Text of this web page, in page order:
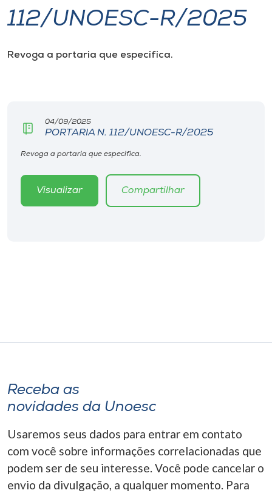
I.nova
Diplomados
CPA
Editora
Selecione
o idioma
A+
112/UNOESC-R/2025
Revoga a portaria que especifica.
04/09/2025
PORTARIA N. 112/UNOESC-R/2025
Revoga a portaria que especifica.
Visualizar Compartilhar
Receba as
novidades da Unoesc
Usaremos seus dados para entrar em contato
com você sobre informações correlacionadas que
podem ser de seu interesse. Você pode cancelar o
envio da divulgação, a qualquer momento. Para